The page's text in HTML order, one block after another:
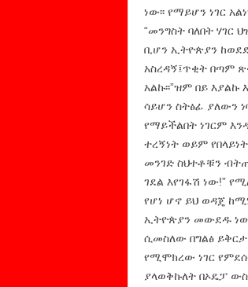
ነው፡፡ የማይሆን ነገር
“መንግስት ባለበት ሃገር
ቢሆን ኢትዮጵያን ከወደደ
አስረዳኝ፤ጥቂት በጣም
አልኩ፡፡”ዝም በይ
ሳይሆን ስትፅፊ ያለውን
የማይችልበት ነገርም
ተረኝነት ወይም
መንገድ ስህተቶቹን
ገደል እየገፋሽ ነው!”
የሆነ ሆኖ ይህ ወዳጄ
ኢትዮጵያን መውደዱ
ሲመስለው በግልፅ
የሚሞክረው ነገር
ያላወቅኩለት በኦዴፓ